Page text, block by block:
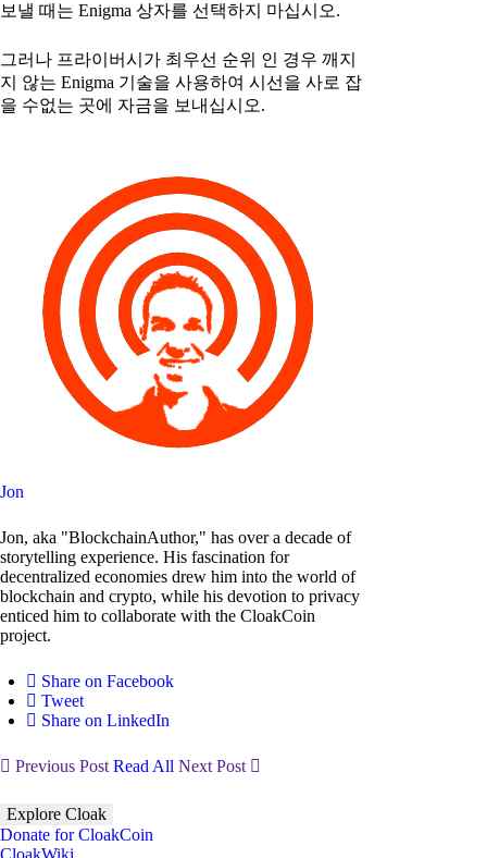
보낼 때는 Enigma 상자를 선택하지 마십시오.
그러나 프라이버시가 최우선 순위 인 경우 깨지
지 않는 Enigma 기술을 사용하여 시선을 사로 잡
을 수없는 곳에 자금을 보내십시오.
Jon
Jon, aka "BlockchainAuthor," has over a decade of
storytelling experience. His fascination for
decentralized economies drew him into the world of
blockchain and crypto, while his devotion to privacy
enticed him to collaborate with the CloakCoin
project.
Share on Facebook
Tweet
Share on LinkedIn
Previous PostRead All Next Post
Explore Cloak
Donate for CloakCoin
CloakWiki